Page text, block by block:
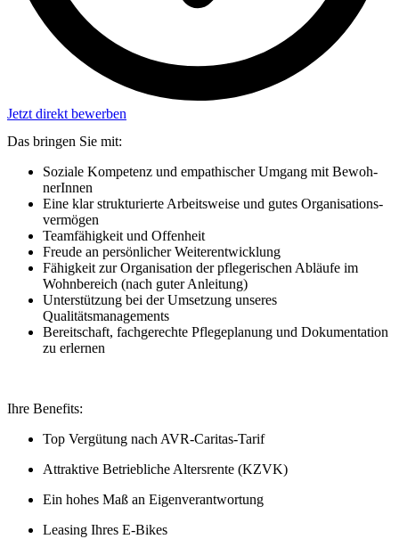
Jetzt direkt bewerben
Das bringen Sie mit:
So­zia­le Kom­pe­tenz und em­pa­thi­scher Um­gang mit Be­woh­
nerInnen
Eine klar struk­tu­rier­te Ar­beits­wei­se und gutes Or­ga­ni­sa­ti­ons­
ver­mö­gen
Team­fä­hig­keit und Offenheit
Freu­de an per­sön­li­cher Wei­ter­ent­wick­lung
Fähigkeit zur Organisation der pflegerischen Abläufe im
Wohnbereich (nach guter Anleitung)
Unterstützung bei der Umsetzung unseres
Qualitätsmanagements
Bereitschaft, fachgerechte Pflegeplanung und Dokumentation
zu erlernen
Ihre Benefits:
Top Vergütung nach AVR-Caritas-Tarif
Attraktive Betriebliche Altersrente (KZVK)
Ein hohes Maß an Eigenverantwortung
Leasing Ihres E-Bikes